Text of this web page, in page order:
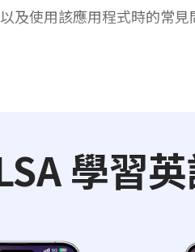
及使用該應用程式時的常見
學習